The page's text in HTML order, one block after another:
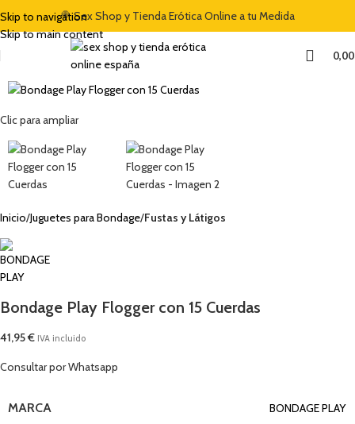
Skip to navigation
Skip to main content
🍭 Sex Shop y Tienda Erótica Online a tu Medida
Clic para ampliar
Inicio Juguetes para Bondage Fustas y Látigos
Bondage Play Flogger con 15 Cuerdas
41,95€ IVA incluido
Consultar por Whatsapp
MARCA BONDAGE PLAY